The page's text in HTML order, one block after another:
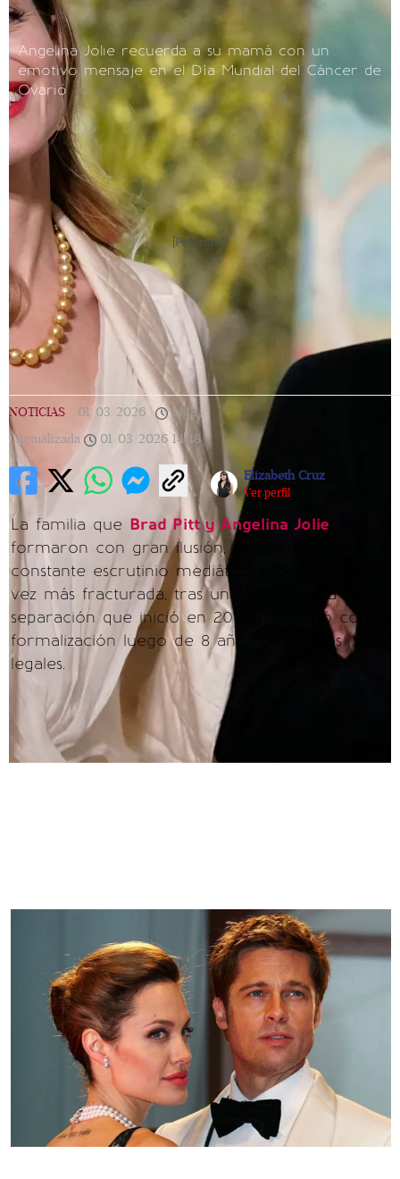
Angelina Jolie recuerda a su mamá con un
emotivo mensaje en el Día Mundial del Cáncer de
Ovario
[Publicidad]
NOTICIAS 01/03/2026 14:18
Actualizada
01/03/2026 14:48
Elizabeth Cruz
Ver perfil
La familia que Brad Pitt y Angelina Jolie
formaron con gran ilusión, incluso bajo el
constante escrutinio mediático, luce hoy cada
vez más fracturada, tras una tormentosa
separación que inició en 2016 y culminó con la
formalización luego de 8 años de batallas
legales.